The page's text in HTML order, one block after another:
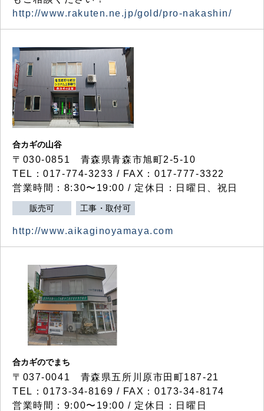
http://www.rakuten.ne.jp/gold/pro-nakashin/
合カギの山谷
〒030-0851 青森県青森市旭町2-5-10
TEL：017-774-3233 / FAX：017-777-3322
営業時間：8:30〜19:00 / 定休日：日曜日、祝日
販売可 工事・取付可
http://www.aikaginoyamaya.com
合カギのでまち
〒037-0041 青森県五所川原市田町187-21
TEL：0173-34-8169 / FAX：0173-34-8174
営業時間：9:00〜19:00 / 定休日：日曜日